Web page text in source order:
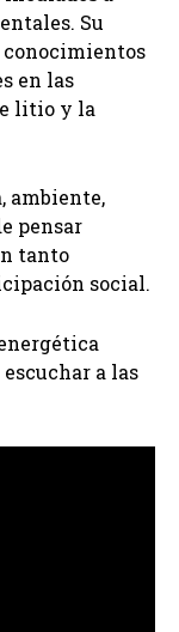
Su
en las
litio y la
ambiente,
pensar
tanto
social.
a las